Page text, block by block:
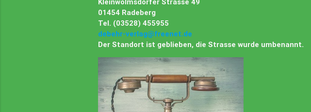
01454 Radeberg
Tel. (03528) 455955
debehr-verlag@freenet.de
Der Standort ist geblieben, die Strasse wurde umbenannt.